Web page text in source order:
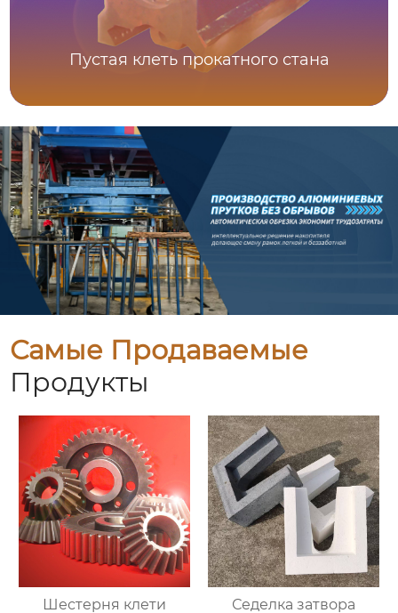
Пустая клеть прокатного стана
Самые Продаваемые
Продукты
Шестерня клети Седелка затвора